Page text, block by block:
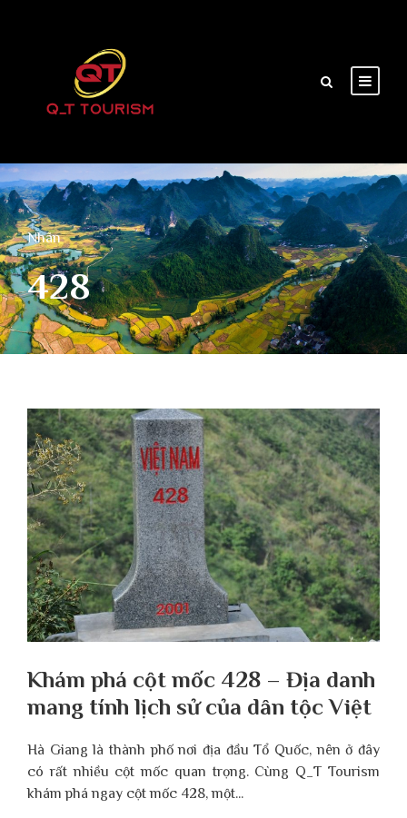
Nhãn
428
Khám phá cột mốc 428 – Địa danh
mang tính lịch sử của dân tộc Việt
Hà Giang là thành phố nơi địa đầu Tổ Quốc, nên ở đây
có rất nhiều cột mốc quan trọng. Cùng Q_T Tourism
khám phá ngay cột mốc 428, một...